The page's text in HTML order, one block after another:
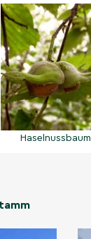
Haselnussbaum